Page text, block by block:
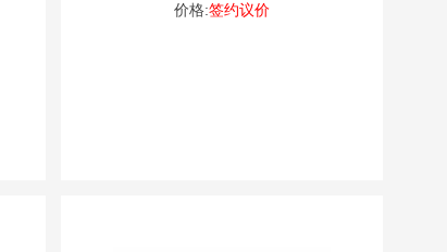
阀）
价格:签约议价